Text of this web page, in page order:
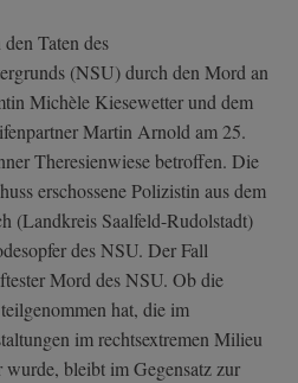
Taten des
(NSU) durch den Mord an
Michèle Kiesewetter und dem
Martin Arnold am 25.
Theresienwiese betroffen. Die
erschossene Polizistin aus dem
(Landkreis Saalfeld-Rudolstadt)
des NSU. Der Fall
Mord des NSU. Ob die
hat, die im
im rechtsextremen Milieu
bleibt im Gegensatz zur